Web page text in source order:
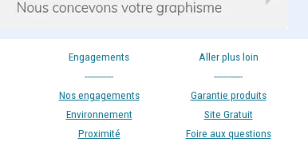
Engagements
------------
Nos engagements
Environnement
Proximité
Aller plus loin
------------
Garantie produits
Site Gratuit
Foire aux questions